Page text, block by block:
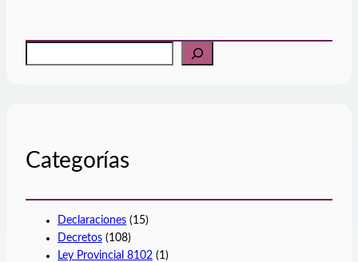
u
Categorías
Declaraciones (15)
Decretos (108)
Ley Provincial 8102 (1)